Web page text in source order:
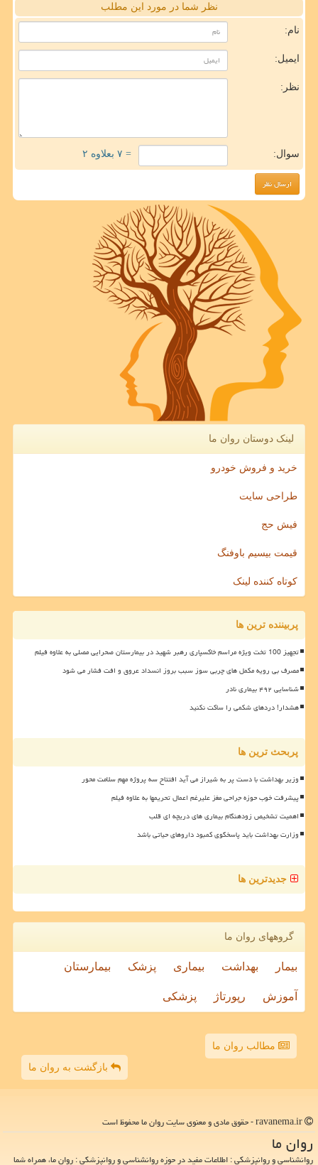
نظر شما در مورد این مطلب
نام:
ایمیل:
نظر:
سوال: = ۷ بعلاوه ۲
لینک دوستان روان ما
خرید و فروش خودرو
طراحی سایت
فیش حج
قیمت بیسیم باوفنگ
کوتاه کننده لینک
پربیننده ترین ها
تجهیز 100 تخت ویژه مراسم خاکسپاری رهبر شهید در بیمارستان صحرایی مصلی به علاوه فیلم
مصرف بی رویه مکمل های چربی سوز سبب بروز انسداد عروق و افت فشار می شود
شناسایی ۴۹۲ بیماری نادر
هشدار! دردهای شکمی را ساکت نکنید
پربحث ترین ها
وزیر بهداشت با دست پر به شیراز می آید افتتاح سه پروژه مهم سلامت محور
پیشرفت خوب حوزه جراحی مغز علیرغم اعمال تحریمها به علاوه فیلم
اهمیت تشخیص زودهنگام بیماری های دریچه ای قلب
وزارت بهداشت باید پاسخگوی کمبود داروهای حیاتی باشد
جدیدترین ها
گروههای روان ما
بیمار بهداشت بیماری پزشک بیمارستان
آموزش رپورتاژ پزشکی
مطالب روان ما
بازگشت به روان ما
روان ما
روانشناسی و روانپزشکی : اطلاعات مفید در حوزه روانشناسی و روانپزشکی : روان ما، همراه شما